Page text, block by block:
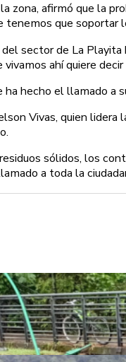
zona, afirmó que la
que soportar
sector de La
vivamos ahí quiere
hecho el llamado a
Vivas, quien
sólidos, los
a toda la
problema: